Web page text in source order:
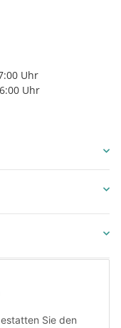
Sie den
Uhr
Uhr